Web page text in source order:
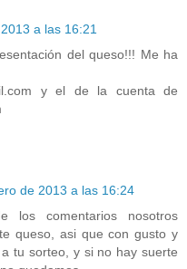
a las 16:21
del queso!!! Me ha
y el de la cuenta de
de 2013 a las 16:24
los comentarios nosotros
queso, asi que con gusto y
tu sorteo, y si no hay suerte